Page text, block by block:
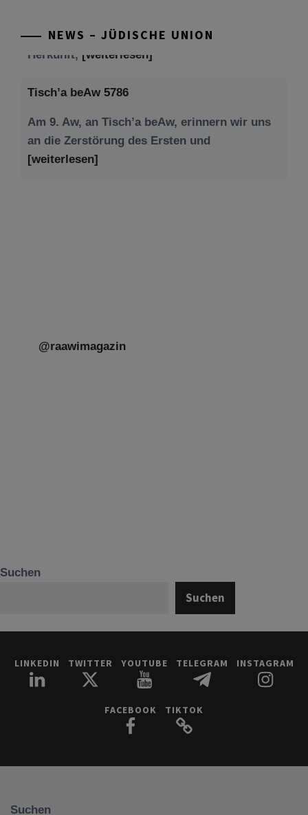
NEWS – JÜDISCHE UNION
Am 9. Aw, an Tisch’a beAw, erinnern wir uns
an die Zerstörung des Ersten und
[weiterlesen]
@raawimagazin
Suchen
Suchen
LINKEDIN TWITTER YOUTUBE TELEGRAM INSTAGRAM
FACEBOOK TIKTOK
Suchen